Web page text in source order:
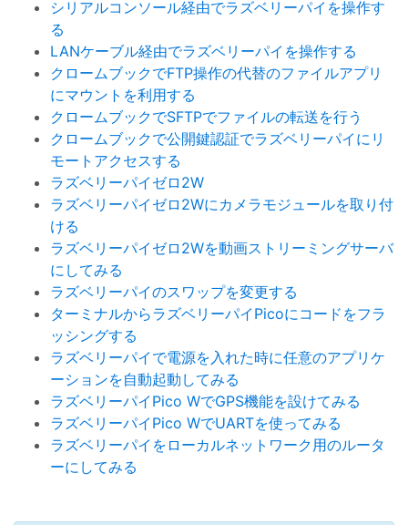
シリアルコンソール経由でラズベリーパイを操作す
る
LANケーブル経由でラズベリーパイを操作する
クロームブックでFTP操作の代替のファイルアプリ
にマウントを利用する
クロームブックでSFTPでファイルの転送を行う
クロームブックで公開鍵認証でラズベリーパイにリ
モートアクセスする
ラズベリーパイゼロ2W
ラズベリーパイゼロ2Wにカメラモジュールを取り付
ける
ラズベリーパイゼロ2Wを動画ストリーミングサーバ
にしてみる
ラズベリーパイのスワップを変更する
ターミナルからラズベリーパイPicoにコードをフラ
ッシングする
ラズベリーパイで電源を入れた時に任意のアプリケ
ーションを自動起動してみる
ラズベリーパイPico WでGPS機能を設けてみる
ラズベリーパイPico WでUARTを使ってみる
ラズベリーパイをローカルネットワーク用のルータ
ーにしてみる